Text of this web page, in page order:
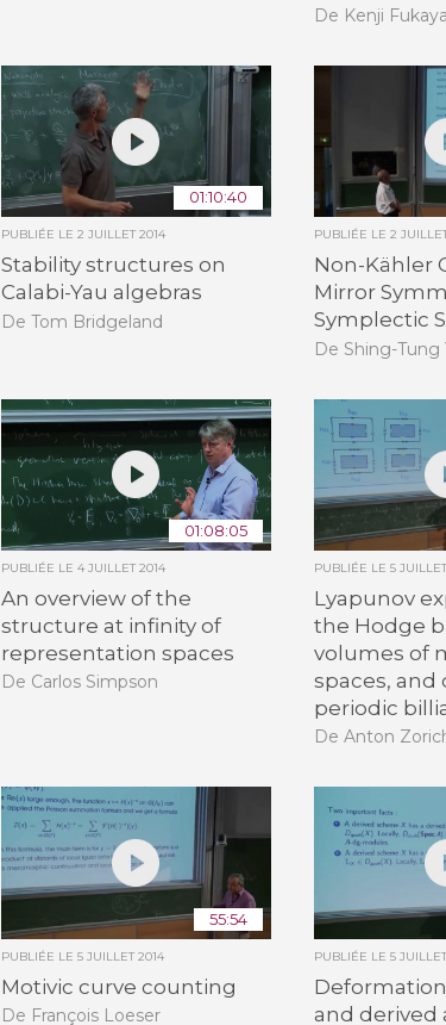
De Kenji Fukaya
01:10:40
PUBLIÉE LE2 JUILLET 2014
Stability structures on
Calabi-Yau algebras
De Tom Bridgeland
PUBLIÉE LE 2
Non-Kähler
Mirror
Symplectic
De Shing-Tung
01:08:05
PUBLIÉE LE4 JUILLET 2014
An overview of the
structure at infinity of
representation spaces
De Carlos Simpson
PUBLIÉE LE 5
Lyapunov
the Hodge
volumes of
spaces, and
periodic
De Anton
55:54
PUBLIÉE LE5 JUILLET 2014
Motivic curve counting
De François Loeser
PUBLIÉE LE 5
and derived